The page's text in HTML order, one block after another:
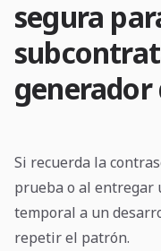
segura
generador
Si recuerda la
prueba o al entregar
temporal a un
repetir el patrón.